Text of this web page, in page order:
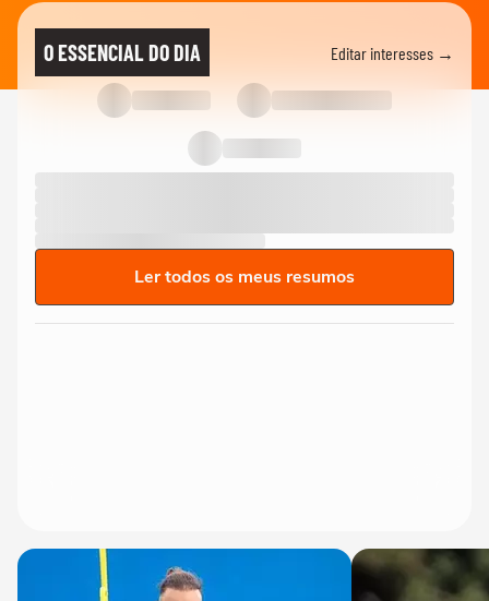
O ESSENCIAL DO DIA Editar interesses →
Ler todos os meus resumos